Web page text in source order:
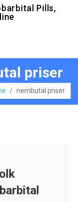
Pills,
priser
/ nembutal priser